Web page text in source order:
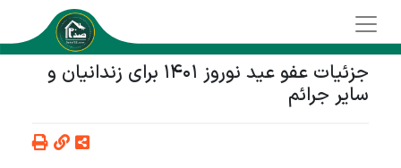
جزئیات عفو عید نوروز 1401 برای زندانیان و
سایر جرائم